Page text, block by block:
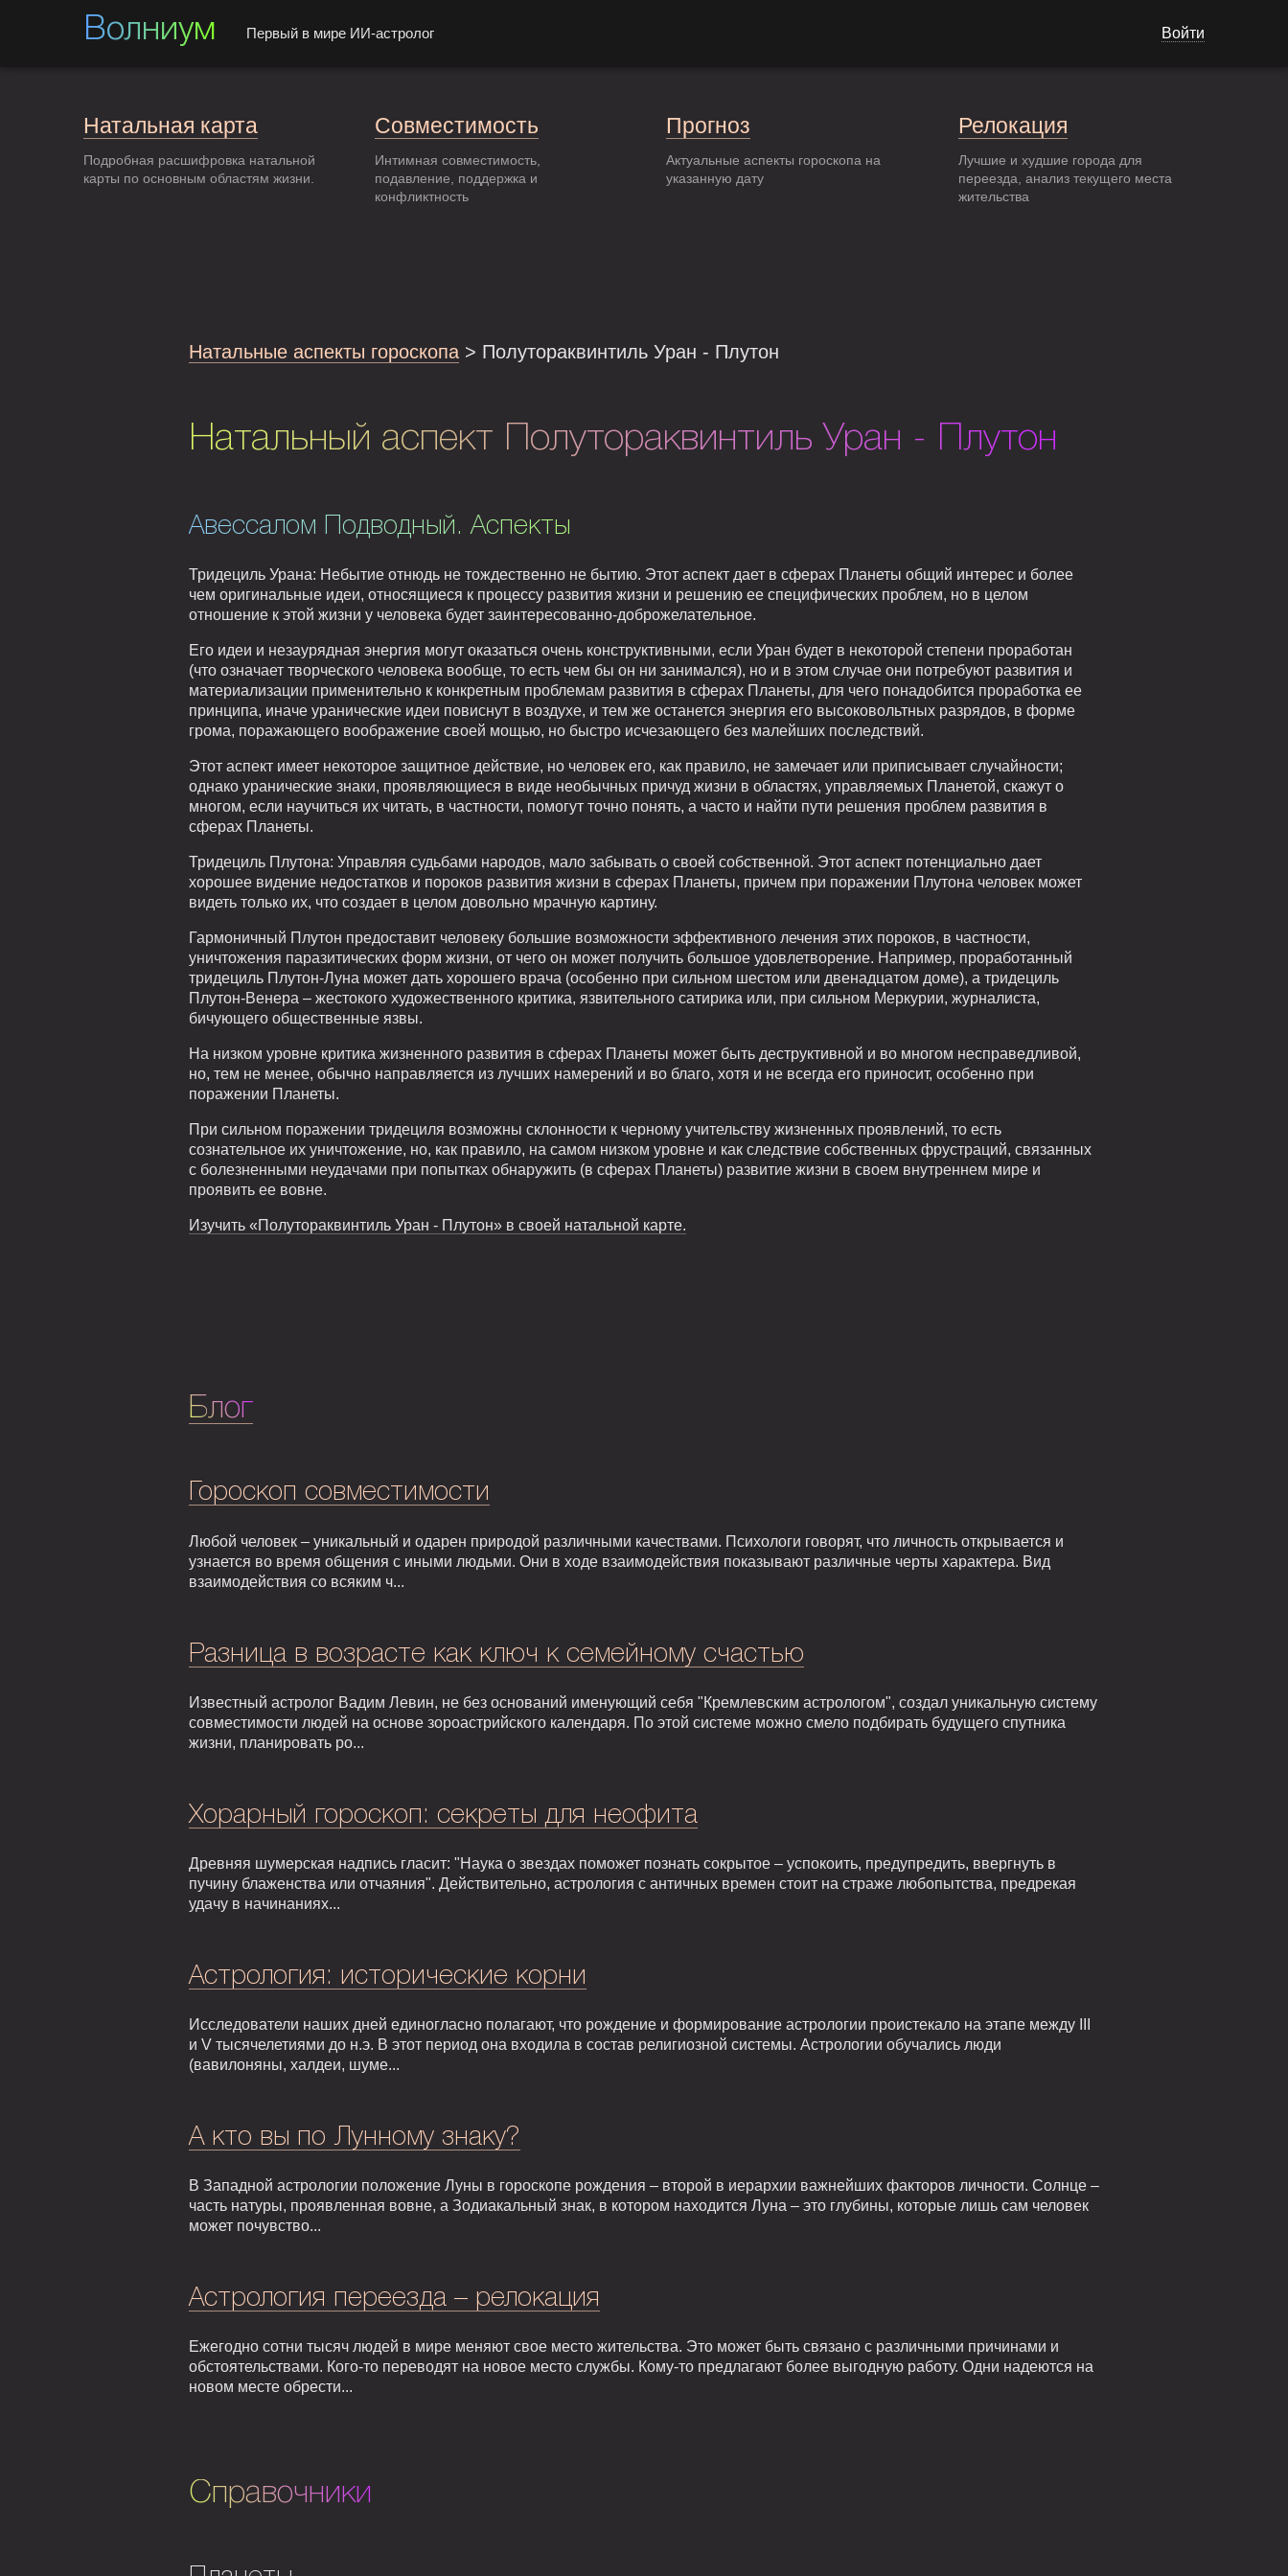
Волниум Первый в мире ИИ-астролог Войти
Натальная карта
Подробная расшифровка натальной
карты по основным областям жизни.
Совместимость
Интимная совместимость,
подавление, поддержка и
конфликтность
Прогноз
Актуальные аспекты гороскопа на
указанную дату
Релокация
Лучшие и худшие города для
переезда, анализ текущего места
жительства
Натальные аспекты гороскопа > Полутораквинтиль Уран - Плутон
Натальный аспект Полутораквинтиль Уран - Плутон
Авессалом Подводный. Аспекты
Тридециль Урана: Небытие отнюдь не тождественно не бытию. Этот аспект дает в сферах Планеты общий интерес и более
чем оригинальные идеи, относящиеся к процессу развития жизни и решению ее специфических проблем, но в целом
отношение к этой жизни у человека будет заинтересованно-доброжелательное.
Его идеи и незаурядная энергия могут оказаться очень конструктивными, если Уран будет в некоторой степени проработан
(что означает творческого человека вообще, то есть чем бы он ни занимался), но и в этом случае они потребуют развития и
материализации применительно к конкретным проблемам развития в сферах Планеты, для чего понадобится проработка ее
принципа, иначе уранические идеи повиснут в воздухе, и тем же останется энергия его высоковольтных разрядов, в форме
грома, поражающего воображение своей мощью, но быстро исчезающего без малейших последствий.
Этот аспект имеет некоторое защитное действие, но человек его, как правило, не замечает или приписывает случайности;
однако уранические знаки, проявляющиеся в виде необычных причуд жизни в областях, управляемых Планетой, скажут о
многом, если научиться их читать, в частности, помогут точно понять, а часто и найти пути решения проблем развития в
сферах Планеты.
Тридециль Плутона: Управляя судьбами народов, мало забывать о своей собственной. Этот аспект потенциально дает
хорошее видение недостатков и пороков развития жизни в сферах Планеты, причем при поражении Плутона человек может
видеть только их, что создает в целом довольно мрачную картину.
Гармоничный Плутон предоставит человеку большие возможности эффективного лечения этих пороков, в частности,
уничтожения паразитических форм жизни, от чего он может получить большое удовлетворение. Например, проработанный
тридециль Плутон-Луна может дать хорошего врача (особенно при сильном шестом или двенадцатом доме), а тридециль
Плутон-Венера – жестокого художественного критика, язвительного сатирика или, при сильном Меркурии, журналиста,
бичующего общественные язвы.
На низком уровне критика жизненного развития в сферах Планеты может быть деструктивной и во многом несправедливой,
но, тем не менее, обычно направляется из лучших намерений и во благо, хотя и не всегда его приносит, особенно при
поражении Планеты.
При сильном поражении тридециля возможны склонности к черному учительству жизненных проявлений, то есть
сознательное их уничтожение, но, как правило, на самом низком уровне и как следствие собственных фрустраций, связанных
с болезненными неудачами при попытках обнаружить (в сферах Планеты) развитие жизни в своем внутреннем мире и
проявить ее вовне.
Изучить «Полутораквинтиль Уран - Плутон» в своей натальной карте.
Блог
Гороскоп совместимости
Любой человек – уникальный и одарен природой различными качествами. Психологи говорят, что личность открывается и
узнается во время общения с иными людьми. Они в ходе взаимодействия показывают различные черты характера. Вид
взаимодействия со всяким ч...
Разница в возрасте как ключ к семейному счастью
Известный астролог Вадим Левин, не без оснований именующий себя "Кремлевским астрологом", создал уникальную систему
совместимости людей на основе зороастрийского календаря. По этой системе можно смело подбирать будущего спутника
жизни, планировать ро...
Хорарный гороскоп: секреты для неофита
Древняя шумерская надпись гласит: "Наука о звездах поможет познать сокрытое – успокоить, предупредить, ввергнуть в
пучину блаженства или отчаяния". Действительно, астрология с античных времен стоит на страже любопытства, предрекая
удачу в начинаниях...
Астрология: исторические корни
Исследователи наших дней единогласно полагают, что рождение и формирование астрологии проистекало на этапе между III
и V тысячелетиями до н.э. В этот период она входила в состав религиозной системы. Астрологии обучались люди
(вавилоняны, халдеи, шуме...
А кто вы по Лунному знаку?
В Западной астрологии положение Луны в гороскопе рождения – второй в иерархии важнейших факторов личности. Солнце –
часть натуры, проявленная вовне, а Зодиакальный знак, в котором находится Луна – это глубины, которые лишь сам человек
может почувство...
Астрология переезда – релокация
Ежегодно сотни тысяч людей в мире меняют свое место жительства. Это может быть связано с различными причинами и
обстоятельствами. Кого-то переводят на новое место службы. Кому-то предлагают более выгодную работу. Одни надеются на
новом месте обрести...
Справочники